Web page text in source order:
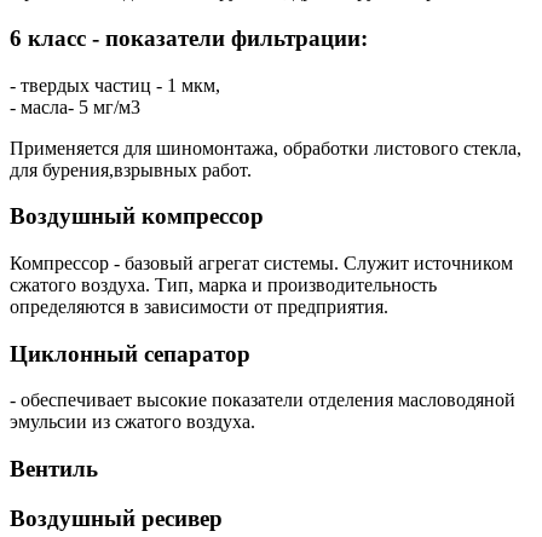
6 класс - показатели фильтрации:
- твердых частиц - 1 мкм,
- масла- 5 мг/м3
Применяется для шиномонтажа, обработки листового стекла,
для бурения,взрывных работ.
Воздушный компрессор
Компрессор - базовый агрегат системы. Служит источником
сжатого воздуха. Тип, марка и производительность
определяются в зависимости от предприятия.
Циклонный сепаратор
- обеспечивает высокие показатели отделения масловодяной
эмульсии из сжатого воздуха.
Вентиль
Воздушный ресивер